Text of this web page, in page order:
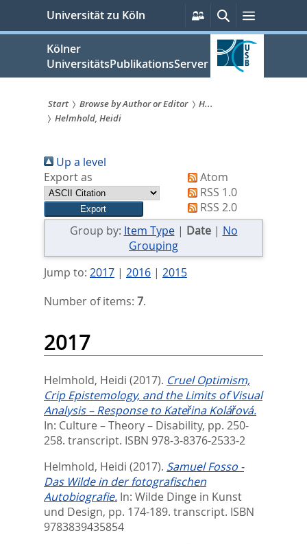
springen
Universität zu Köln
Persönliche
Services
SucheMenü
Kölner
UniversitätsPublikationsServer
Sie
sind
hier:
Start Browse by Author or Editor
H...
Helmhold, Heidi
Up a level
Export as
Atom
RSS 1.0
RSS 2.0
Group by: Item Type| Date| No
Grouping
Jump to: 2017| 2016| 2015
Number of items: 7.
2017
Helmhold, Heidi (2017). Cruel Optimism,
Crip Epistemology, and the Limits of Visual
Analysis – Response to Kateřina Kolářová.
In: Culture – Theory – Disability, pp. 250-
258. transcript. ISBN 978-3-8376-2533-2
Helmhold, Heidi (2017). Samuel Fosso -
Das Wilde in der fotografischen
Autobiografie. In: Wilde Dinge in Kunst
und Design, pp. 174-189. transcript. ISBN
9783839435854